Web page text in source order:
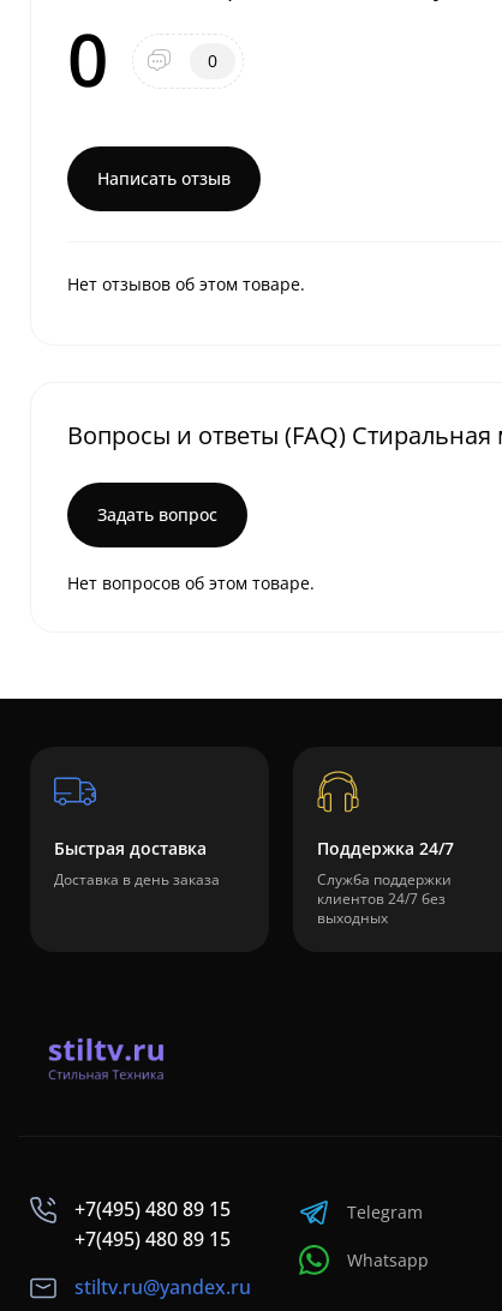
0 0
Написать отзыв
Нет отзывов об этом товаре.
Вопросы и ответы (FAQ)
Задать вопрос
Нет вопросов об этом товаре.
Быстрая доставка
Доставка в день заказа
Поддержка 24/7
Служба поддержки
клиентов 24/7 без
выходных
+7(495) 480 89 15
+7(495) 480 89 15
stiltv.ru@yandex.ru
Telegram
Whatsapp